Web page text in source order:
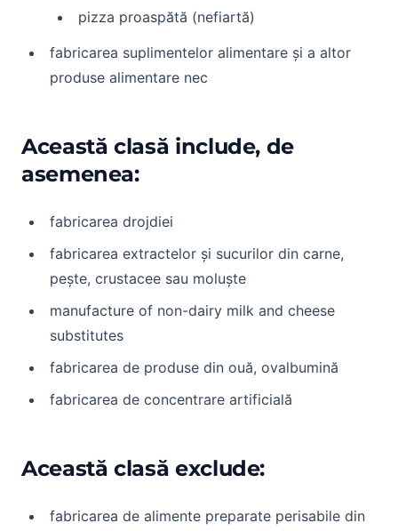
pizza proaspătă (nefiartă)
fabricarea suplimentelor alimentare și a altor
produse alimentare nec
Această clasă include, de
asemenea:
fabricarea drojdiei
fabricarea extractelor și sucurilor din carne,
pește, crustacee sau moluște
manufacture of non-dairy milk and cheese
substitutes
fabricarea de produse din ouă, ovalbumină
fabricarea de concentrare artificială
Această clasă exclude:
fabricarea de alimente preparate perisabile din